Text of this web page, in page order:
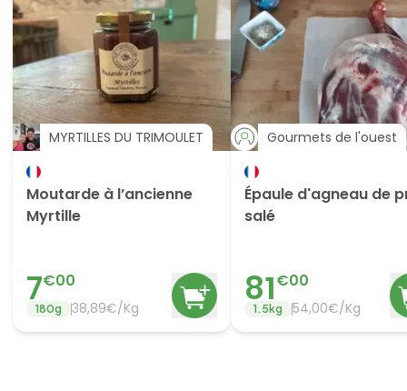
MYRTILLES DU TRIMOULET
Moutarde à l’ancienne
Myrtille
7€00
180g 38,89€/Kg
Gourmets de l'ouest
Épaule d'agneau de
salé
81€00
1.5kg 54,00€/Kg